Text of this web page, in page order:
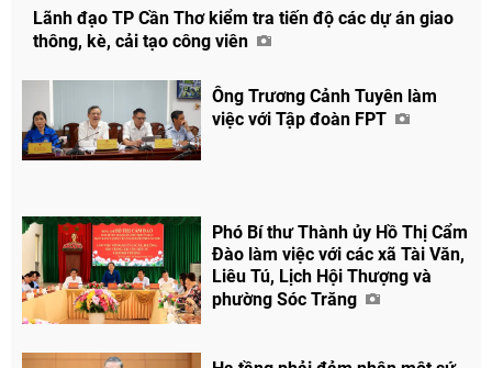
Lãnh đạo TP Cần Thơ kiểm tra tiến độ các dự án giao
thông, kè, cải tạo công viên
Ông Trương Cảnh Tuyên làm
việc với Tập đoàn FPT
Phó Bí thư Thành ủy Hồ Thị Cẩm
Đào làm việc với các xã Tài Văn,
Liêu Tú, Lịch Hội Thượng và
phường Sóc Trăng